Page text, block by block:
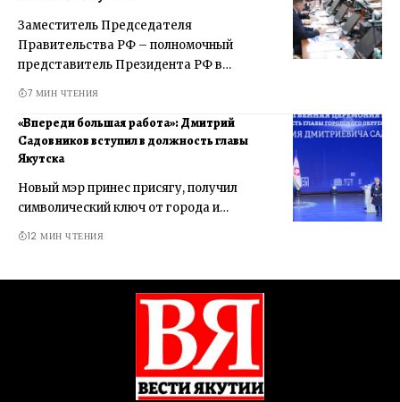
Заместитель Председателя
Правительства РФ – полномочный
представитель Президента РФ в…
7 МИН ЧТЕНИЯ
«Впереди большая работа»: Дмитрий
Садовников вступил в должность главы
Якутска
Новый мэр принес присягу, получил
символический ключ от города и…
12 МИН ЧТЕНИЯ